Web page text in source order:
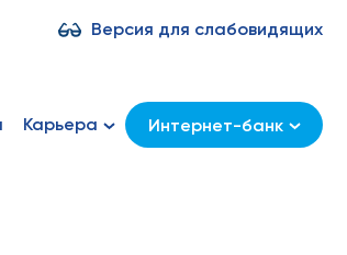
Версия для слабовидящих
Карьера Интернет-банк